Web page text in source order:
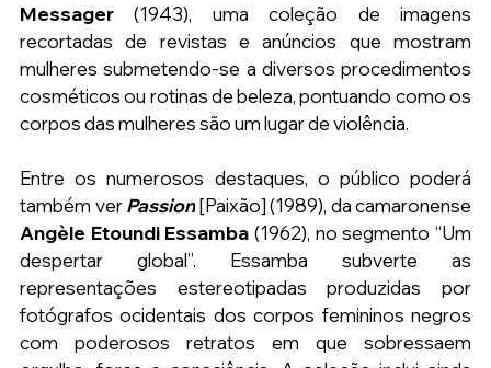
Messager (1943), uma coleção de imagens
recortadas de revistas e anúncios que mostram
mulheres submetendo-se a diversos procedimentos
cosméticos ou rotinas de beleza, pontuando como os
corpos das mulheres são um lugar de violência.
Entre os numerosos destaques, o público poderá
também ver Passion[Paixão]
Angèle Etoundi Essamba (1962), no segmento “Um
despertar global”. Essamba subverte as
representações estereotipadas produzidas por
fotógrafos ocidentais dos corpos femininos negros
com poderosos retratos em que sobressaem